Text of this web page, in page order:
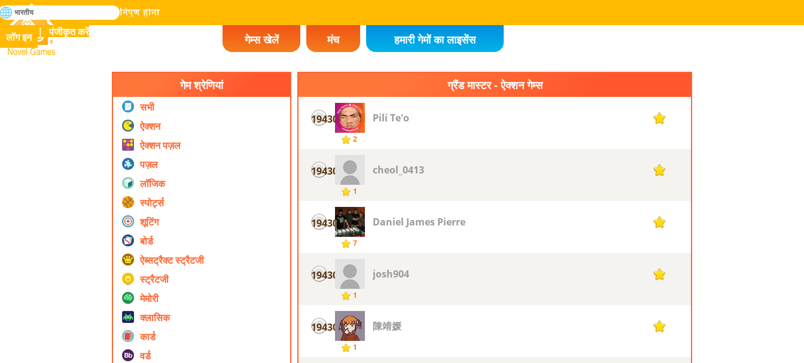
Novel Games
मानव इतिहास में सभी गेम में निपुण होना
खोजे
गेम्स खेलें मंच हमारी गेमों का लाइसेंस
लॉग इन पंजीकृत करें
भारतीय
गेम श्रेणियां
सभी
ऐक्शन
ऐक्शन पज़ल
पज़ल
लॉजिक
स्पोर्ट्स
शूटिंग
बोर्ड
ऐब्सट्रैक्ट स्ट्रैटजी
स्ट्रैटजी
मेमोरी
क्लासिक
कार्ड
वर्ड
ग्रैंड मास्टर - ऐक्शन गेम्स
19430
2
Pili Te'o 1
19430
1
cheol_0413 1
19430
7
Daniel James Pierre 1
19430
1
josh904 1
19430
1
陳靖媛 1